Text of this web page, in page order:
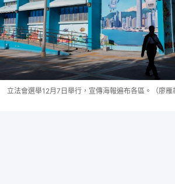
立法會選舉12月7日舉行，宣傳海報遍布各區。（廖雁